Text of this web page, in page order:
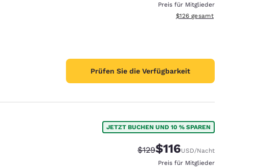
Preis für Mitglieder
Geschätzte Gesamtdetails
$126 gesamt
Prüfen Sie die Verfügbarkeit
JETZT BUCHEN UND 10 % SPAREN
Durchgestrichener Preis:
$129Vergünstigter Preis:
$116USD/Nacht
Preis für Mitglieder